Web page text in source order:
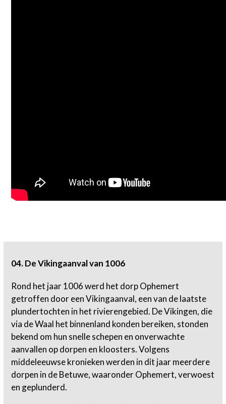
04. De Vikingaanval van 1006
Rond het jaar 1006 werd het dorp Ophemert
getroffen door een Vikingaanval, een van de laatste
plundertochten in het rivierengebied. De Vikingen, die
via de Waal het binnenland konden bereiken, stonden
bekend om hun snelle schepen en onverwachte
aanvallen op dorpen en kloosters. Volgens
middeleeuwse kronieken werden in dit jaar meerdere
dorpen in de Betuwe, waaronder Ophemert, verwoest
en geplunderd.